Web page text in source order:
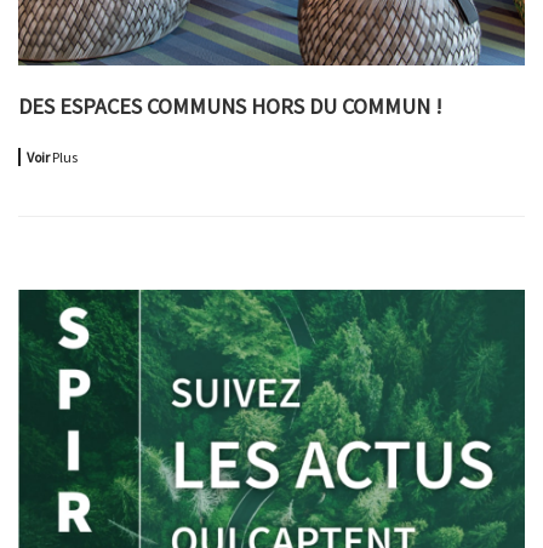
DES ESPACES COMMUNS HORS DU COMMUN !
VoirPlus